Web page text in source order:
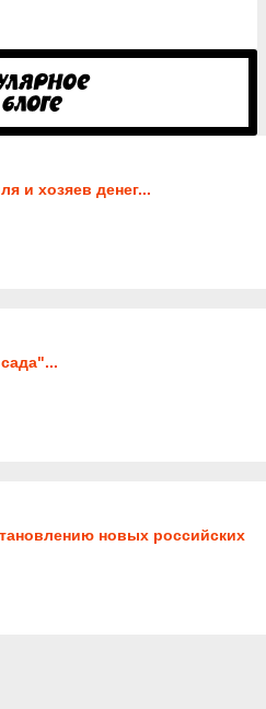
и хозяев денег...
новых российских